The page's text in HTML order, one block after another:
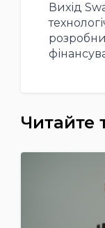
Вихід
Читайте